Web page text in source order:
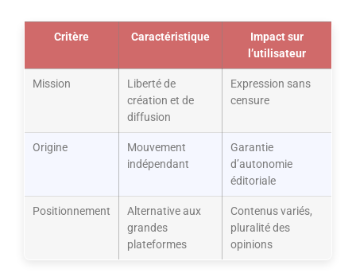
Critère Caractéristique
Impact sur
l’utilisateur
Mission
Liberté de
création et de
diffusion
Expression sans
censure
Origine
Mouvement
indépendant
Garantie
d’autonomie
éditoriale
Positionnement
Alternative aux
grandes
plateformes
Contenus variés,
pluralité des
opinions